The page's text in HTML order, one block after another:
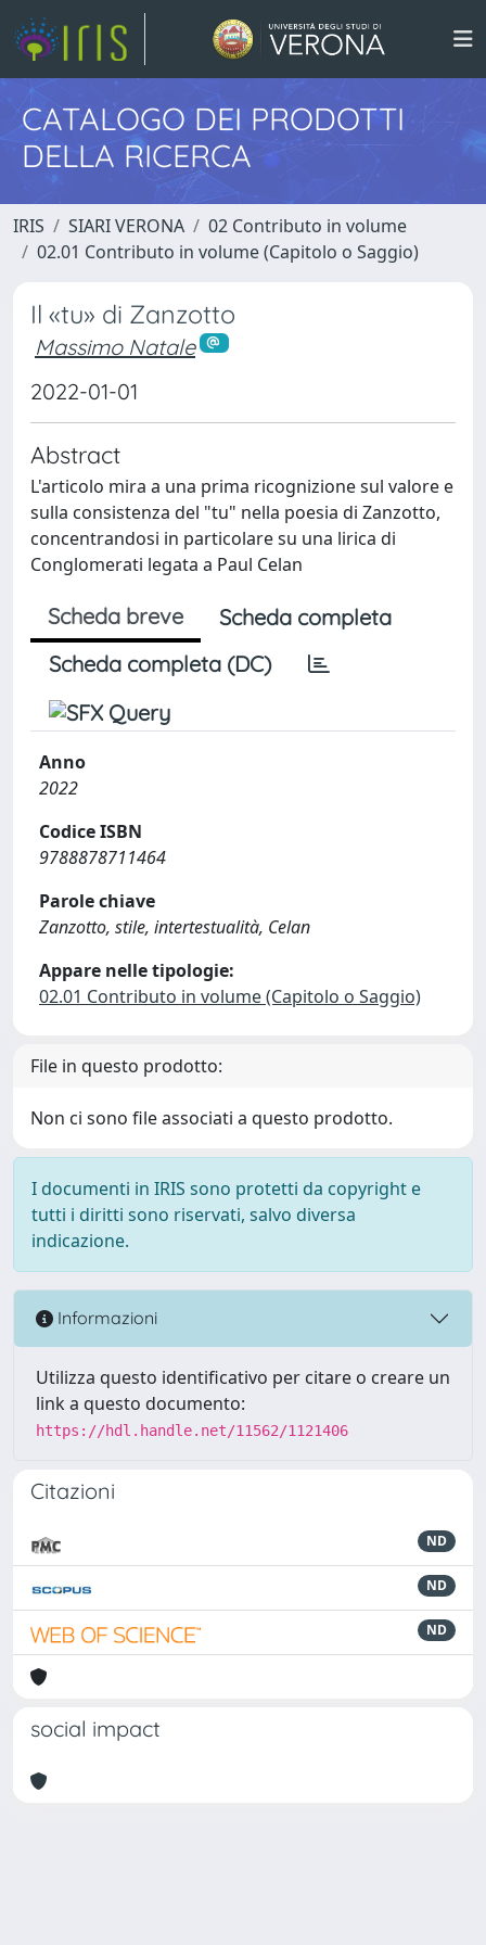
CATALOGO DEI PRODOTTI
DELLA RICERCA
IRIS SIARI VERONA
02 Contributo in volume
02.01 Contributo in volume (Capitolo o Saggio)
Il «tu» di Zanzotto
Massimo Natale
2022-01-01
Abstract
L'articolo mira a una prima ricognizione sul valore e
sulla consistenza del "tu" nella poesia di Zanzotto,
concentrandosi in particolare su una lirica di
Conglomerati legata a Paul Celan
Scheda breve
Scheda completa
Scheda completa (DC)
Anno
2022
Codice ISBN
9788878711464
Parole chiave
Zanzotto, stile, intertestualità, Celan
Appare nelle tipologie:
02.01 Contributo in volume (Capitolo o Saggio)
File in questo prodotto:
Non ci sono file associati a questo prodotto.
I documenti in IRIS sono protetti da copyright e
tutti i diritti sono riservati, salvo diversa
indicazione.
Informazioni
Utilizza questo identificativo per citare o creare un
link a questo documento:
https://hdl.handle.net/11562/1121406
Citazioni
ND
ND
ND
social impact